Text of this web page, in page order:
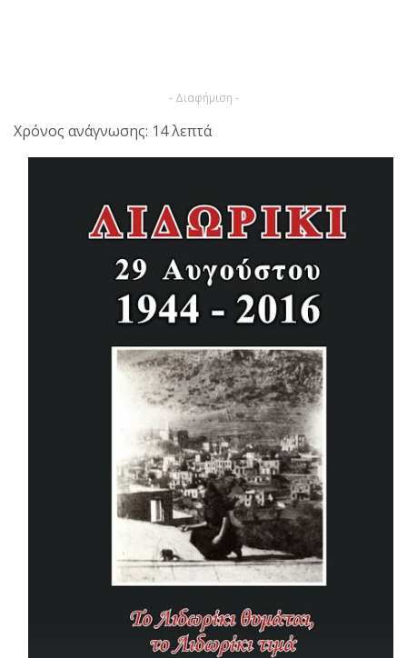
- Διαφήμιση -
Χρόνος ανάγνωσης: 14 λεπτά